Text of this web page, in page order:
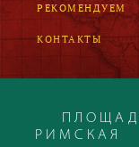
РЕКОМЕНДУЕМ
КОНТАКТЫ
РИМСКАЯ